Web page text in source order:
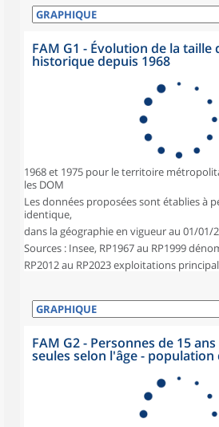
FAM G1 - Évolution de la taille
historique depuis 1968
1968 et 1975 pour le territoire
les DOM
Les données proposées sont établies à
identique,
dans la géographie en vigueur au 01/01/
Sources : Insee, RP1967 au RP1999
RP2012 au RP2023 exploitations
FAM G2 - Personnes de 15
seules selon l'âge - population